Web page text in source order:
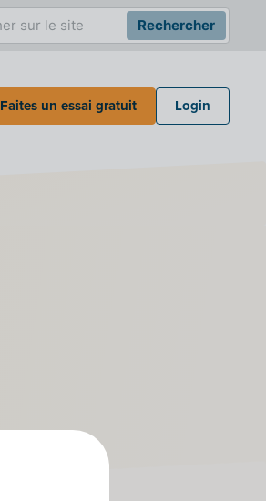
Rechercher
Faites un essai gratuit Login